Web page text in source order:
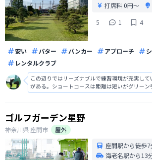
打席料0円〜
5
1 4
安い パター バンカー アプローチ
レンタルクラブ
この辺りではリーズナブルで練習環境が充実し
がある。ショートコースは距離は短いがグリー
高く砂も柔らかいのでキッチリ打てないと苦戦
で一人プレーの場合は2球打てる。パッティング
ゴルフガーデン星野
神奈川県 座間市
屋外
座間駅から徒歩7
海老名駅から13